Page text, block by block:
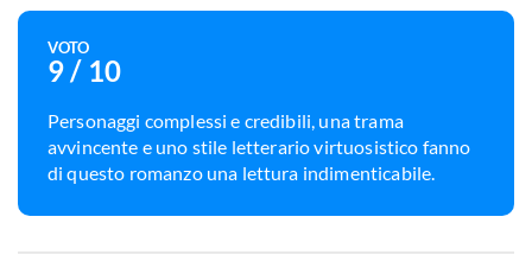
VOTO
9/ 10
Personaggi complessi e credibili, una trama
avvincente e uno stile letterario virtuosistico fanno
di questo romanzo una lettura indimenticabile.